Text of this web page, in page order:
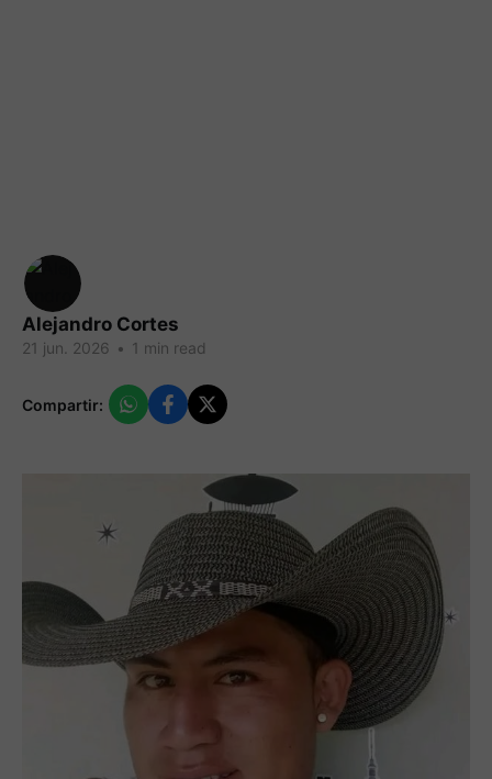
Alejandro Cortes
21 jun. 2026 • 1 min read
Compartir: